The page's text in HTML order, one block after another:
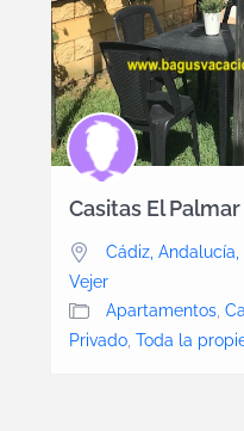
Casitas El Palmar
Cádiz,
Vejer
Apartamentos
Privado, Toda la